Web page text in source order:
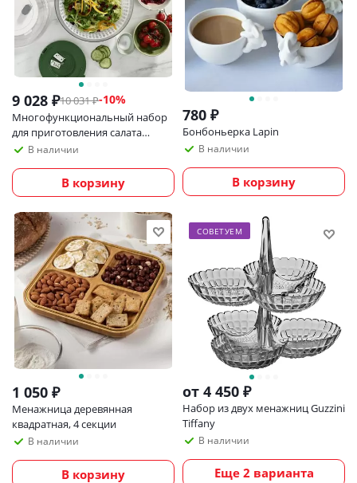
9 028 ₽10 031₽-10%
Многофункциональный набор
для приготовления салата
Joseph Joseph Multi-Prep
В наличии
В корзину
780 ₽
Бонбоньерка Lapin
В наличии
В корзину
1 050 ₽
Менажница деревянная
квадратная, 4 секции
В наличии
В корзину
СОВЕТУЕМ
от 4 450 ₽
Набор из двух менажниц Guzzini
Tiffany
В наличии
Еще 2 варианта